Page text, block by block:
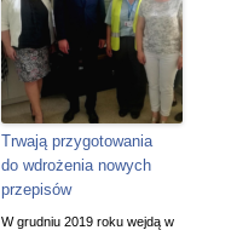
Trwają przygotowania
do wdrożenia nowych
przepisów
W grudniu 2019 roku wejdą w